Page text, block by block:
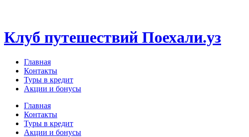
Клуб путешествий Поехали.уз
Главная
Контакты
Туры в кредит
Акции и бонусы
Главная
Контакты
Туры в кредит
Акции и бонусы